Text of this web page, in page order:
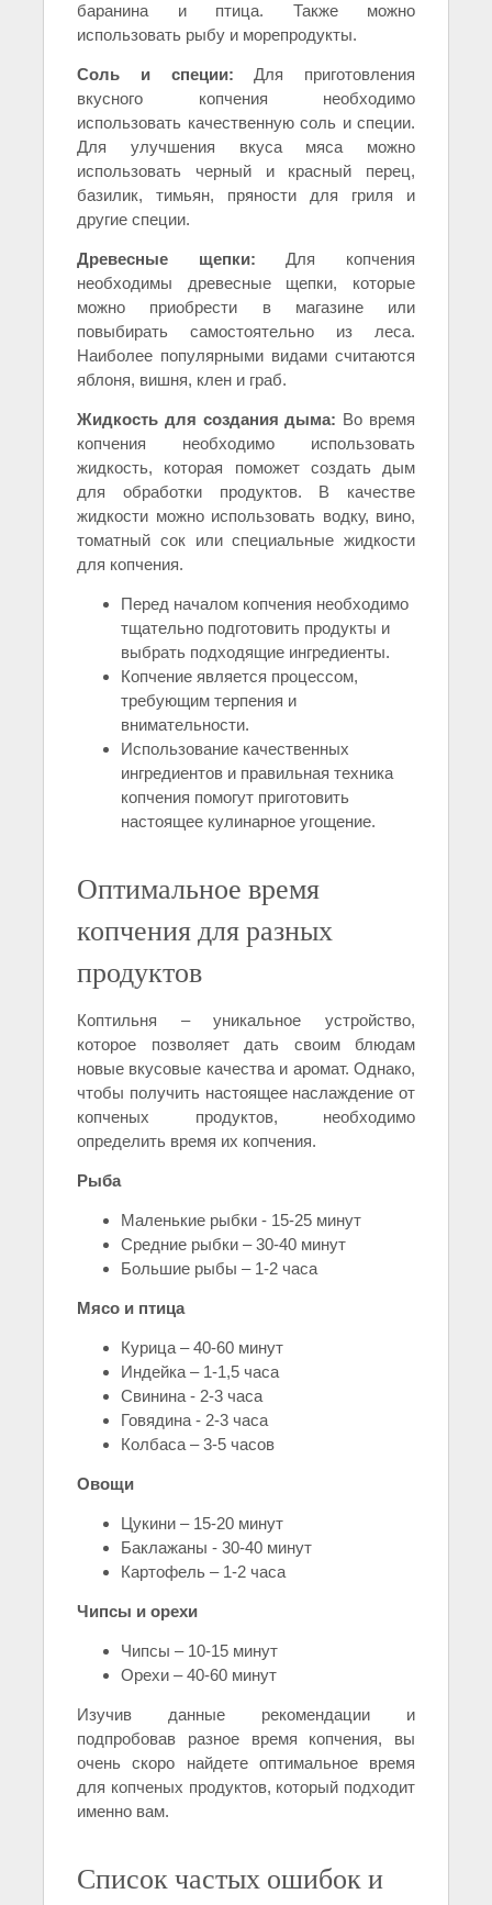
баранина и птица. Также можно
использовать рыбу и морепродукты.
Соль и специи: Для приготовления
вкусного копчения необходимо
использовать качественную соль и специи.
Для улучшения вкуса мяса можно
использовать черный и красный перец,
базилик, тимьян, пряности для гриля и
другие специи.
Древесные щепки: Для копчения
необходимы древесные щепки, которые
можно приобрести в магазине или
повыбирать самостоятельно из леса.
Наиболее популярными видами считаются
яблоня, вишня, клен и граб.
Жидкость для создания дыма: Во время
копчения необходимо использовать
жидкость, которая поможет создать дым
для обработки продуктов. В качестве
жидкости можно использовать водку, вино,
томатный сок или специальные жидкости
для копчения.
Перед началом копчения необходимо
тщательно подготовить продукты и
выбрать подходящие ингредиенты.
Копчение является процессом,
требующим терпения и
внимательности.
Использование качественных
ингредиентов и правильная техника
копчения помогут приготовить
настоящее кулинарное угощение.
Оптимальное время
копчения для разных
продуктов
Коптильня – уникальное устройство,
которое позволяет дать своим блюдам
новые вкусовые качества и аромат. Однако,
чтобы получить настоящее наслаждение от
копченых продуктов, необходимо
определить время их копчения.
Рыба
Маленькие рыбки - 15-25 минут
Средние рыбки – 30-40 минут
Большие рыбы – 1-2 часа
Мясо и птица
Курица – 40-60 минут
Индейка – 1-1,5 часа
Свинина - 2-3 часа
Говядина - 2-3 часа
Колбаса – 3-5 часов
Овощи
Цукини – 15-20 минут
Баклажаны - 30-40 минут
Картофель – 1-2 часа
Чипсы и орехи
Чипсы – 10-15 минут
Орехи – 40-60 минут
Изучив данные рекомендации и
подпробовав разное время копчения, вы
очень скоро найдете оптимальное время
для копченых продуктов, который подходит
именно вам.
Список частых ошибок и